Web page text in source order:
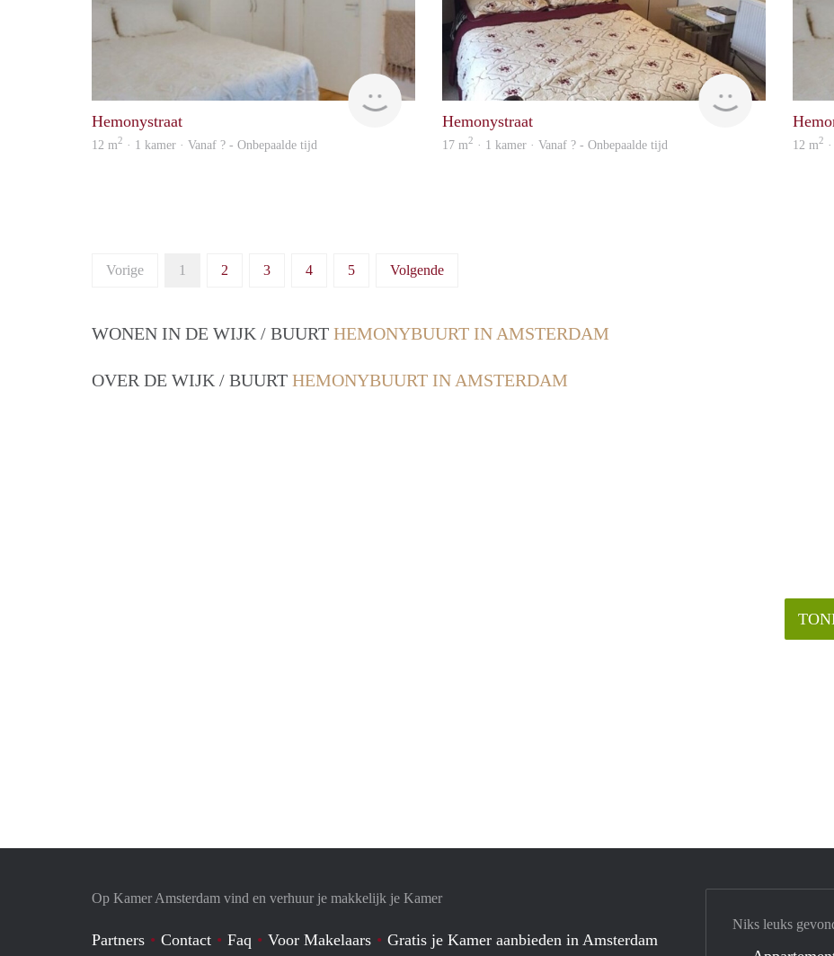
rent
Hemonystraat
12 m2 · 1 kamer · Vanaf ? - Onbepaalde tijd
Woning
Hemonystraat
17 m2 · 1 kamer · Vanaf ? - Onbepaalde tijd 12 m2
Vorige 1 2 3 4 5 Volgende
WONEN IN DE WIJK / BUURT HEMONYBUURT IN AMSTERDAM
OVER DE WIJK / BUURT HEMONYBUURT IN AMSTERDAM
Op Kamer Amsterdam vind en verhuur je makkelijk je Kamer
Partners Contact Faq Voor Makelaars Gratis je Kamer aanbieden in Amsterdam
Niks leuks